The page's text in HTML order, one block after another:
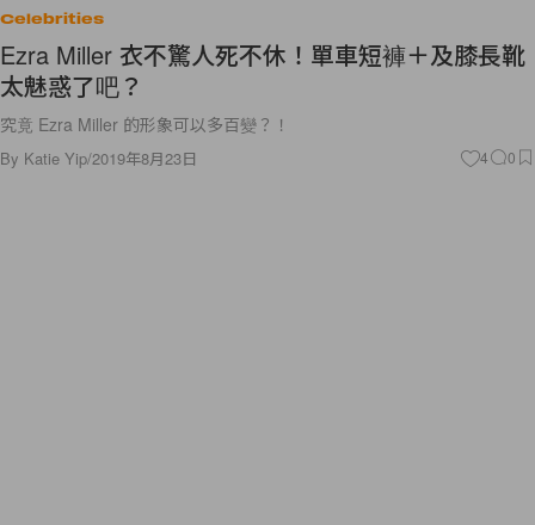
Celebrities
Ezra Miller 衣不驚人死不休！單車短褲＋及膝長靴
太魅惑了吧？
究竟 Ezra Miller 的形象可以多百變？！
By Katie Yip/2019年8月23日 4 0